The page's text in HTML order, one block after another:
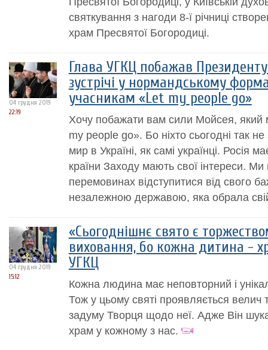
святкування з нагоди 8-ї річниці
храм Пресвятої Богородиці.
04 грудня 2019
22:19
Глава УГКЦ побажав
зустрічі у нормандському
учасникам «Let my people go»
Хочу побажати вам сили Мойсея, який
my people go». Бо ніхто сьогодні так
мир в Україні, як самі українці. Росія
країни Заходу мають свої інтереси.
перемовинах відступитися від свого
незалежною державою, яка обрала
04 грудня 2019
15:12
«Сьогоднішнє свято є
виховання, бо кожна дитина -
УГКЦ
Кожна людина має неповторний і
Тож у цьому святі проявляється велич
задуму Творця щодо неї. Адже Він
храм у кожному з нас.